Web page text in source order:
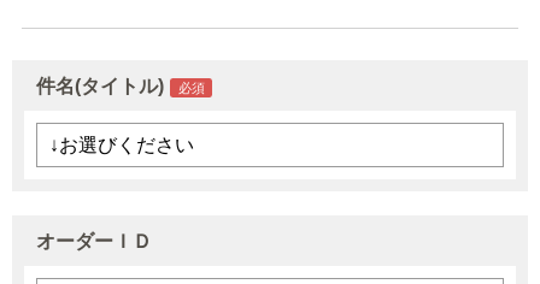
件名(タイトル)
オーダーＩＤ